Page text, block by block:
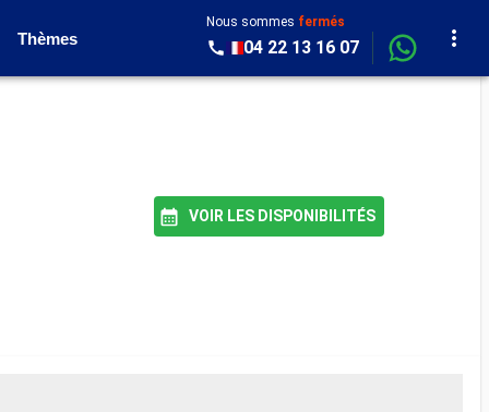
Thèmes
Nous sommes fermés
04 22 13 16 07
VOIR LES DISPONIBILITÉS